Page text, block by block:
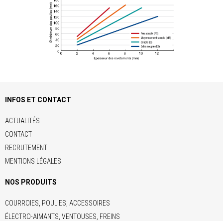
INFOS ET CONTACT
ACTUALITÉS
CONTACT
RECRUTEMENT
MENTIONS LÉGALES
NOS PRODUITS
COURROIES, POULIES, ACCESSOIRES
ÉLECTRO-AIMANTS, VENTOUSES, FREINS